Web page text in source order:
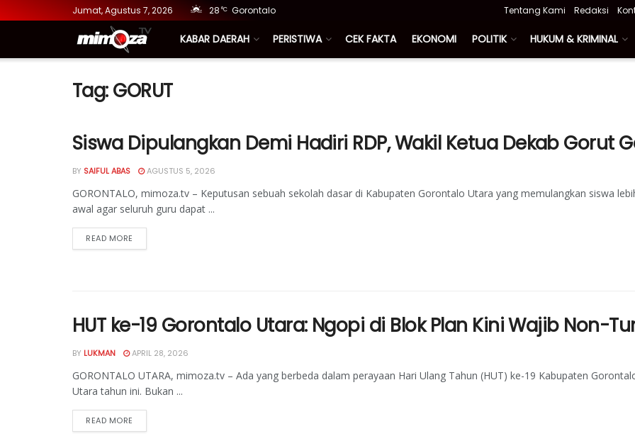
Jumat, Agustus 7, 2026 28 °C Gorontalo Tentang Kami Redaksi
KABAR DAERAH PERISTIWA CEK FAKTA EKONOMI POLITIK HUKUM & KRIMINAL
Tag:GORUT
Siswa Dipulangkan Demi Hadiri RDP, Wakil Ketua Dekab Gorut
BY SAIFUL ABAS AGUSTUS 5, 2026
GORONTALO, mimoza.tv – Keputusan sebuah sekolah dasar di Kabupaten Gorontalo Utara yang memulangkan siswa
awal agar seluruh guru dapat ...
READ MORE
HUT ke-19 Gorontalo Utara: Ngopi di Blok Plan Kini Wajib Non-
BY LUKMAN APRIL 28, 2026
GORONTALO UTARA, mimoza.tv – Ada yang berbeda dalam perayaan Hari Ulang Tahun (HUT) ke-19 Kabupaten
Utara tahun ini. Bukan ...
READ MORE